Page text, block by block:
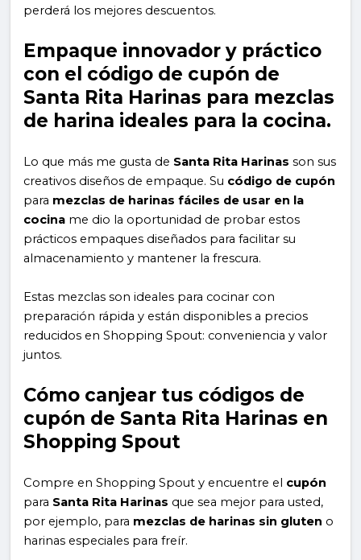
perderá los mejores descuentos.
Empaque innovador y práctico
con el código de cupón de
Santa Rita Harinas para mezclas
de harina ideales para la cocina.
Lo que más me gusta de Santa Rita Harinas son sus
creativos diseños de empaque. Su código de cupón
para mezclas de harinas fáciles de usar en la
cocina me dio la oportunidad de probar estos
prácticos empaques diseñados para facilitar su
almacenamiento y mantener la frescura.
Estas mezclas son ideales para cocinar con
preparación rápida y están disponibles a precios
reducidos en Shopping Spout: conveniencia y valor
juntos.
Cómo canjear tus códigos de
cupón de Santa Rita Harinas en
Shopping Spout
Compre en Shopping Spout y encuentre el cupón
para Santa Rita Harinas que sea mejor para usted,
por ejemplo, para mezclas de harinas sin gluten o
harinas especiales para freír.